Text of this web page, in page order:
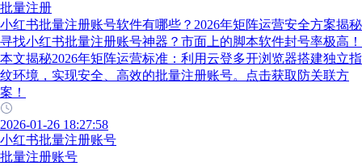
批量注册
小红书批量注册账号软件有哪些？2026年矩阵运营安全方案揭秘
寻找小红书批量注册账号神器？市面上的脚本软件封号率极高！
本文揭秘2026年矩阵运营标准：利用云登多开浏览器搭建独立指
纹环境，实现安全、高效的批量注册账号。点击获取防关联方
案！
2026-01-26 18:27:58
小红书批量注册账号
批量注册账号